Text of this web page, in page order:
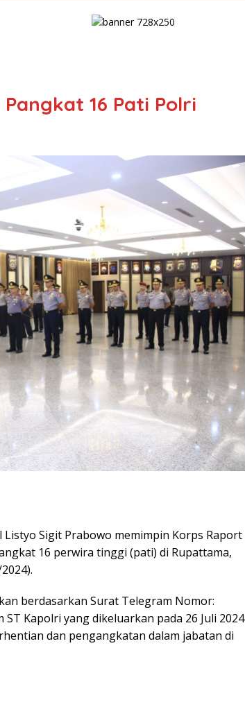
16 Pati Polri
Listyo Sigit Prabowo memimpin Korps Raport
16 perwira tinggi (pati) di Rupattama,
berdasarkan Surat Telegram Nomor:
ST Kapolri yang dikeluarkan pada 26 Juli 2024
dan pengangkatan dalam jabatan di